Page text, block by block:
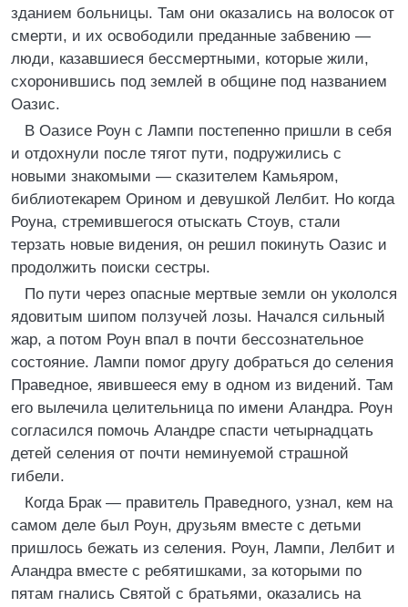
зданием больницы. Там они оказались на волосок от
смерти, и их освободили преданные забвению —
люди, казавшиеся бессмертными, которые жили,
схоронившись под землей в общине под названием
Оазис.
В Оазисе Роун с Лампи постепенно пришли в себя
и отдохнули после тягот пути, подружились с
новыми знакомыми — сказителем Камьяром,
библиотекарем Орином и девушкой Лелбит. Но когда
Роуна, стремившегося отыскать Стоув, стали
терзать новые видения, он решил покинуть Оазис и
продолжить поиски сестры.
По пути через опасные мертвые земли он укололся
ядовитым шипом ползучей лозы. Начался сильный
жар, а потом Роун впал в почти бессознательное
состояние. Лампи помог другу добраться до селения
Праведное, явившееся ему в одном из видений. Там
его вылечила целительница по имени Аландра. Роун
согласился помочь Аландре спасти четырнадцать
детей селения от почти неминуемой страшной
гибели.
Когда Брак — правитель Праведного, узнал, кем на
самом деле был Роун, друзьям вместе с детьми
пришлось бежать из селения. Роун, Лампи, Лелбит и
Аландра вместе с ребятишками, за которыми по
пятам гнались Святой с братьями, оказались на